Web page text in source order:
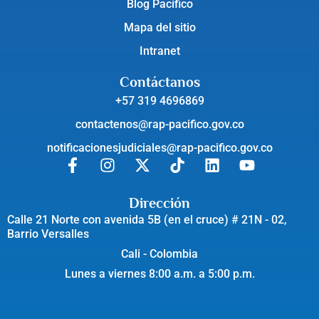
Blog Pacífico
Mapa del sitio
Intranet
Contáctanos
+57 319 4696869
contactenos@rap-pacifico.gov.co
notificacionesjudiciales@rap-pacifico.gov.co
Dirección
Calle 21 Norte con avenida 5B (en el cruce) # 21N - 02,
Barrio Versalles
Cali - Colombia
Lunes a viernes 8:00 a.m. a 5:00 p.m.